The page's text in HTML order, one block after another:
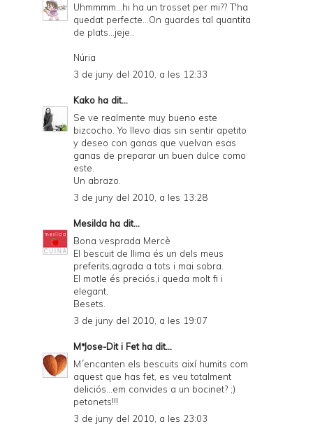
Uhmmmm...hi ha un trosset per mi?? T'ha
quedat perfecte...On guardes tal quantita
de plats...jeje..
Núria
3 de juny del 2010, a les 12:33
Kako ha dit...
Se ve realmente muy bueno este
bizcocho. Yo llevo dias sin sentir apetito
y deseo con ganas que vuelvan esas
ganas de preparar un buen dulce como
este.
Un abrazo.
3 de juny del 2010, a les 13:28
Mesilda ha dit...
Bona vesprada Mercè
El bescuit de llima és un dels meus
preferits,agrada a tots i mai sobra.
El motle és preciós,i queda molt fi i
elegant.
Besets.
3 de juny del 2010, a les 19:07
MªJose-Dit i Fetha dit...
M´encanten els bescuits així humits com
aquest que has fet, es veu totalment
deliciós...em convides a un bocinet? ;)
petonets!!!
3 de juny del 2010, a les 23:03